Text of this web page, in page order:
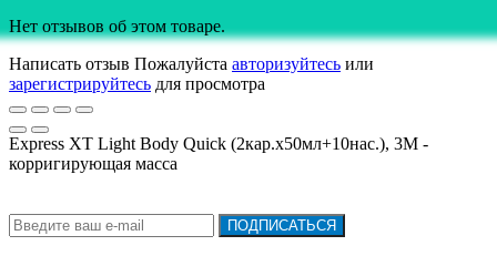
Нет отзывов об этом товаре.
Написать отзыв Пожалуйста авторизуйтесь или
зарегистрируйтесь для просмотра
Express XT Light Bodу Quick (2кар.х50мл+10нас.), 3М -
корригирующая масса
ПОДПИСАТЬСЯ